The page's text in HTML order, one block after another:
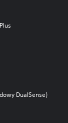
DualSense)